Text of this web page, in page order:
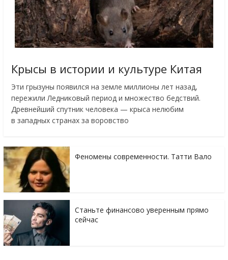
Крысы в истории и культуре Китая
Эти грызуны появился на земле миллионы лет назад,
пережили Ледниковый период и множество бедствий.
Древнейший спутник человека — крыса нелюбим
в западных странах за воровство
Феномены современности. Татти Вало
Станьте финансово уверенным прямо
сейчас